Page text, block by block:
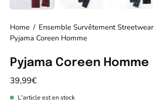
Home / Ensemble Survêtement Streetwear
Pyjama Coreen Homme
Pyjama Coreen Homme
39,99€
L'article est en stock